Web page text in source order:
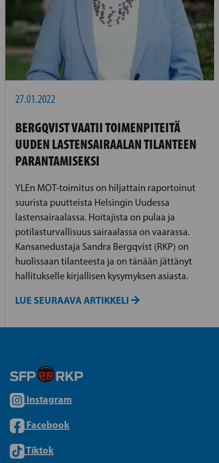
27.01.2022
BERGQVIST VAATII TOIMENPITEITÄ
UUDEN LASTENSAIRAALAN TILANTEEN
PARANTAMISEKSI
YLEn MOT-toimitus on hiljattain raportoinut
suurista puutteista Helsingin Uudessa
lastensairaalassa. Hoitajista on pulaa ja
potilasturvallisuus sairaalassa on vaarassa.
Kansanedustaja Sandra Bergqvist (RKP) on
huolissaan tilanteesta ja on tänään jättänyt
hallitukselle kirjallisen kysymyksen asiasta.
LUE SEURAAVA ARTIKKELI
Instagram
Facebook
Tiktok